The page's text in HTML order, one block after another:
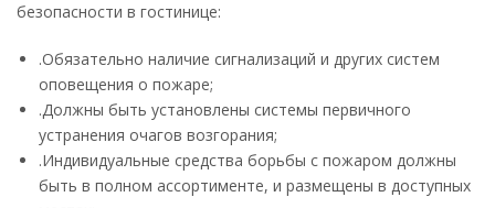
безопасности в гостинице:
.Обязательно наличие сигнализаций и других систем
оповещения о пожаре;
.Должны быть установлены системы первичного
устранения очагов возгорания;
.Индивидуальные средства борьбы с пожаром должны
быть в полном ассортименте, и размещены в доступных